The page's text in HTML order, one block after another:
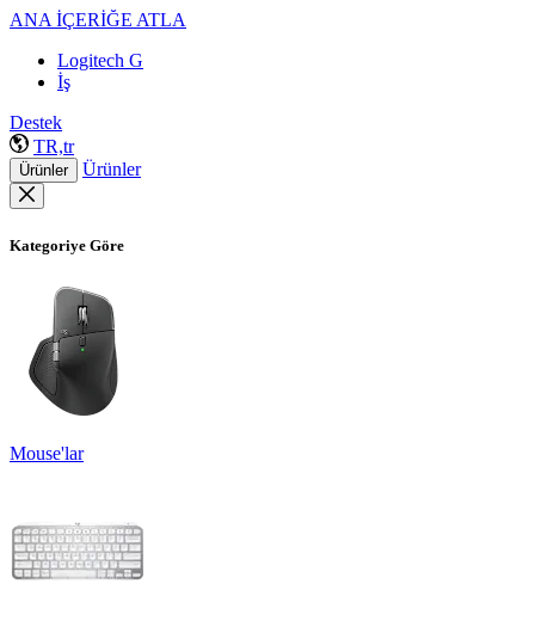
ANA İÇERİĞE ATLA
Logitech G
İş
Destek
TR,tr
Ürünler Ürünler
Kategoriye Göre
Mouse'lar